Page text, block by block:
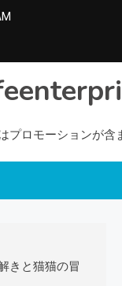
プロモーションが含
きと猫猫の冒